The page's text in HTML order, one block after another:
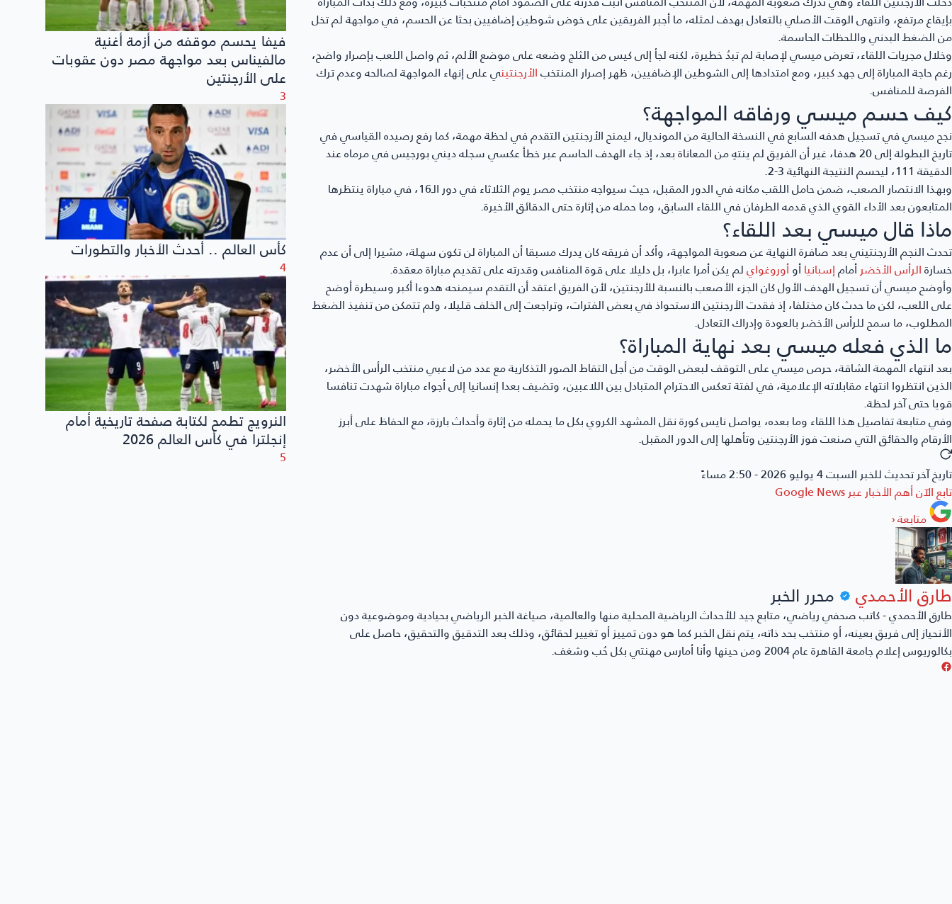
بإيقاع مرتفع، وانتهى الوقت الأصلي بالتعادل بهدف لمثله، ما أجبر الفريقين على خوض شوطين إضافيين بحثا عن الحسم، في مواجهة لم تخل
من الضغط البدني واللحظات الحاسمة.
وخلال مجريات اللقاء، تعرض ميسي لإصابة لم تبدُ خطيرة، لكنه لجأ إلى كيس من الثلج وضعه على موضع الألم، ثم واصل اللعب بإصرار واضح،
رغم حاجة المباراة إلى جهد كبير، ومع امتدادها إلى الشوطين الإضافيين، ظهر إصرار المنتخبالأرجنتيني على إنهاء المواجهة لصالحه وعدم ترك
الفرصة للمنافس.
كيف حسم ميسي ورفاقه المواجهة؟
نجح ميسي في تسجيل هدفه السابع في النسخة الحالية من المونديال، ليمنح الأرجنتين التقدم في لحظة مهمة، كما رفع رصيده القياسي في
تاريخ البطولة إلى 20 هدفا، غير أن الفريق لم ينتهِ من المعاناة بعد، إذ جاء الهدف الحاسم عبر خطأ عكسي سجله ديني بورجيس في مرماه عند
الدقيقة 111، ليحسم النتيجة النهائية 3-2.
وبهذا الانتصار الصعب، ضمن حامل اللقب مكانه في الدور المقبل، حيث سيواجه منتخب مصر يوم الثلاثاء في دور الـ16، في مباراة ينتظرها
المتابعون بعد الأداء القوي الذي قدمه الطرفان في اللقاء السابق، وما حمله من إثارة حتى الدقائق الأخيرة.
ماذا قال ميسي بعد اللقاء؟
تحدث النجم الأرجنتيني بعد صافرة النهاية عن صعوبة المواجهة، وأكد أن فريقه كان يدرك مسبقا أن المباراة لن تكون سهلة، مشيرا إلى أن عدم
خسارةالرأس الأخضرأمامإسبانياأوأوروغوايلم يكن أمرا عابرا، بل دليلا على قوة المنافس وقدرته على تقديم مباراة معقدة.
وأوضح ميسي أن تسجيل الهدف الأول كان الجزء الأصعب بالنسبة للأرجنتين، لأن الفريق اعتقد أن التقدم سيمنحه هدوءا أكبر وسيطرة أوضح
على اللعب، لكن ما حدث كان مختلفا، إذ فقدت الأرجنتين الاستحواذ في بعض الفترات، وتراجعت إلى الخلف قليلا، ولم تتمكن من تنفيذ الضغط
المطلوب، ما سمح للرأس الأخضر بالعودة وإدراك التعادل.
ما الذي فعله ميسي بعد نهاية المباراة؟
بعد انتهاء المهمة الشاقة، حرص ميسي على التوقف لبعض الوقت من أجل التقاط الصور التذكارية مع عدد من لاعبي منتخب الرأس الأخضر،
الذين انتظروا انتهاء مقابلاته الإعلامية، في لفتة تعكس الاحترام المتبادل بين اللاعبين، وتضيف بعدا إنسانيا إلى أجواء مباراة شهدت تنافسا
قويا حتى آخر لحظة.
وفي متابعة تفاصيل هذا اللقاء وما بعده، يواصلنايس كورةنقل المشهد الكروي بكل ما يحمله من إثارة وأحداث بارزة، مع الحفاظ على أبرز
الأرقام والحقائق التي صنعت فوز الأرجنتين وتأهلها إلى الدور المقبل.
تاريخ آخر تحديث للخبرالسبت 4 يوليو 2026 - 2:50 مساءً
تابع الآن أهم الأخبار عبرGoogle News
متابعة‹
طارق الأحمدي محرر الخبر
طارق الأحمدي - كاتب صحفي رياضي، متابع جيد للأحداث الرياضية المحلية منها والعالمية، صياغة الخبر الرياضي بحيادية وموضوعية دون
الأنحياز إلى فريق بعينه، أو منتخب بحد ذاته، يتم نقل الخبر كما هو دون تمييز أو تغيير لحقائق، وذلك بعد التدقيق والتحقيق، حاصل على
بكالوريوس إعلام جامعة القاهرة عام 2004 ومن حينها وأنا أمارس مهنتي بكل حُب وشغف.
فيفا يحسم موقفه من أزمة أغنية
مالفيناس بعد مواجهة مصر دون عقوبات
على الأرجنتين
3
كأس العالم .. أحدث الأخبار والتطورات
4
النرويج تطمح لكتابة صفحة تاريخية أمام
إنجلترا في كأس العالم 2026
5